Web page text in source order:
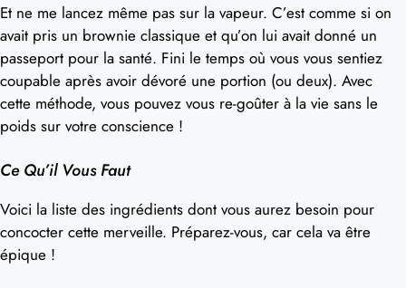
Et ne me lancez même pas sur la vapeur. C’est comme si on
avait pris un brownie classique et qu’on lui avait donné un
passeport pour la santé. Fini le temps où vous vous sentiez
coupable après avoir dévoré une portion (ou deux). Avec
cette méthode, vous pouvez vous re-goûter à la vie sans le
poids sur votre conscience !
Ce Qu’il Vous Faut
Voici la liste des ingrédients dont vous aurez besoin pour
concocter cette merveille. Préparez-vous, car cela va être
épique !